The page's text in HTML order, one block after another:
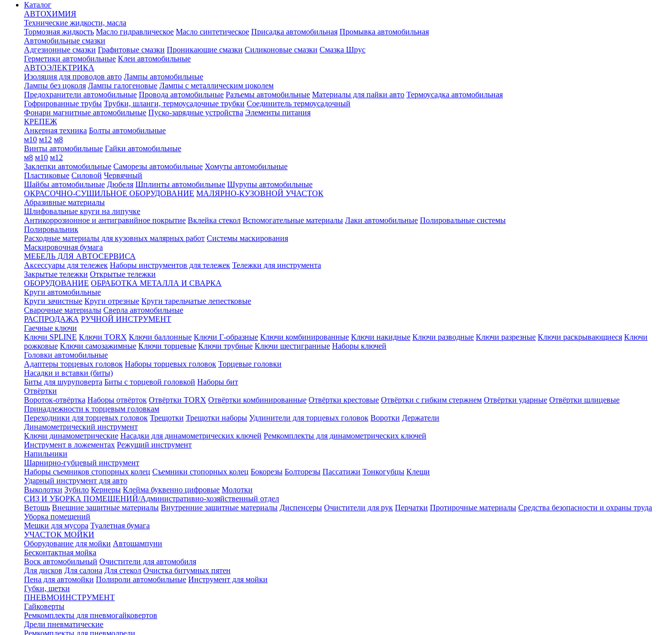
Каталог
АВТОХИМИЯ
Технические жидкости, масла
Тормозная жидкость Масло гидравлическое Масло синтетическое Присадка автомобильная Промывка автомобильная
Автомобильные смазки
Адгезионные смазки Графитовые смазки Проникающие смазки Силиконовые смазки Смазка Шрус
Герметики автомобильные Клеи автомобильные
АВТОЭЛЕКТРИКА
Изоляция для проводов авто Лампы автомобильные
Лампы без цоколя Лампы галогеновые Лампы с металлическим цоколем
Предохранители автомобильные Провода автомобильные Разъемы автомобильные Материалы для пайки авто Термоусадка автомобильная
Гофрированные трубы Трубки, шланги, термоусадочные трубки Соединитель термоусадочный
Фонари магнитные автомобильные Пуско-зарядные устройства Элементы питания
КРЕПЕЖ
Анкерная техника Болты автомобильные
м10 м12 м8
Винты автомобильные Гайки автомобильные
м8 м10 м12
Заклепки автомобильные Саморезы автомобильные Хомуты автомобильные
Пластиковые Силовой Червячный
Шайбы автомобильные Дюбеля Шплинты автомобильные Шурупы автомобильные
ОКРАСОЧНО-СУШИЛЬНОЕ ОБОРУДОВАНИЕ МАЛЯРНО-КУЗОВНОЙ УЧАСТОК
Абразивные материалы
Шлифовальные круги на липучке
Антикоррозионное и антигравийное покрытие Вклейка стекол Вспомогательные материалы Лаки автомобильные Полировальные системы
Полировальник
Расходные материалы для кузовных малярных работ Системы маскирования
Маскировочная бумага
МЕБЕЛЬ ДЛЯ АВТОСЕРВИСА
Аксессуары для тележек Наборы инструментов для тележек Тележки для инструмента
Закрытые тележки Открытые тележки
ОБОРУДОВАНИЕ ОБРАБОТКА МЕТАЛЛА И СВАРКА
Круги автомобильные
Круги зачистные Круги отрезные Круги тарельчатые лепестковые
Сварочные материалы Сверла автомобильные
РАСПРОДАЖА РУЧНОЙ ИНСТРУМЕНТ
Гаечные ключи
Ключи SPLINE Ключи TORX Ключи баллонные Ключи Г-образные Ключи комбинированные Ключи накидные Ключи разводные Ключи разрезные Ключи раскрывающиеся Ключи
рожковые Ключи самозажимные Ключи торцевые Ключи трубные Ключи шестигранные Наборы ключей
Головки автомобильные
Адаптеры торцевых головок Наборы торцевых головок Торцевые головки
Насадки и вставки (биты)
Биты для шуруповерта Биты с торцевой головкой Наборы бит
Отвёртки
Вороток-отвёртка Наборы отвёрток Отвёртки TORX Отвёртки комбинированные Отвёртки крестовые Отвёртки с гибким стержнем Отвёртки ударные Отвёртки шлицевые
Принадлежности к торцевым головкам
Переходники для торцевых головок Трещотки Трещотки наборы Удлинители для торцевых головок Воротки Держатели
Динамометрический инструмент
Ключи динамометрические Насадки для динамометрических ключей Ремкомплекты для динамометрических ключей
Инструмент в ложементах Режущий инструмент
Напильники
Шарнирно-губцевый инструмент
Наборы съемников стопорных колец Съемники стопорных колец Бокорезы Болторезы Пассатижи Тонкогубцы Клещи
Ударный инструмент для авто
Выколотки Зубило Кернеры Клейма буквенно цифровые Молотки
СИЗ И УБОРКА ПОМЕЩЕНИЙ/Административно-хозяйственный отдел
Ветошь Внешние защитные материалы Внутренние защитные материалы Диспенсеры Очистители для рук Перчатки Протирочные материалы Средства безопасности и охраны труда
Уборка помещений
Мешки для мусора Туалетная бумага
УЧАСТОК МОЙКИ
Оборудование для мойки Автошампуни
Бесконтактная мойка
Воск автомобильный Очистители для автомобиля
Для дисков Для салона Для стекол Очистка битумных пятен
Пена для автомойки Полироли автомобильные Инструмент для мойки
Губки, щетки
ПНЕВМОИНСТРУМЕНТ
Гайковерты
Ремкомплекты для пневмогайковертов
Дрели пневматические
Ремкомплекты для пневмодрели